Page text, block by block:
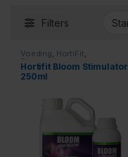
Filters
Voeding, HortiFit,
Bloomstimulator
Hortifit Bloom Stimulator
250ml